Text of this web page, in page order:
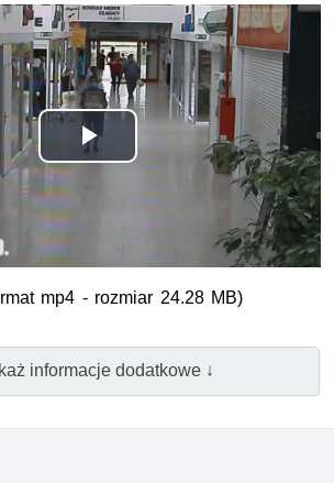
Odtwórz
wideo
mp4 - rozmiar 24.28 MB)
informacje dodatkowe ↓